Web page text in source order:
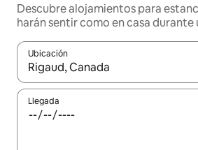
Descubre alojamientos para
harán sentir como en casa durante
Ubicación
Cuando los resultados estén
Llegada